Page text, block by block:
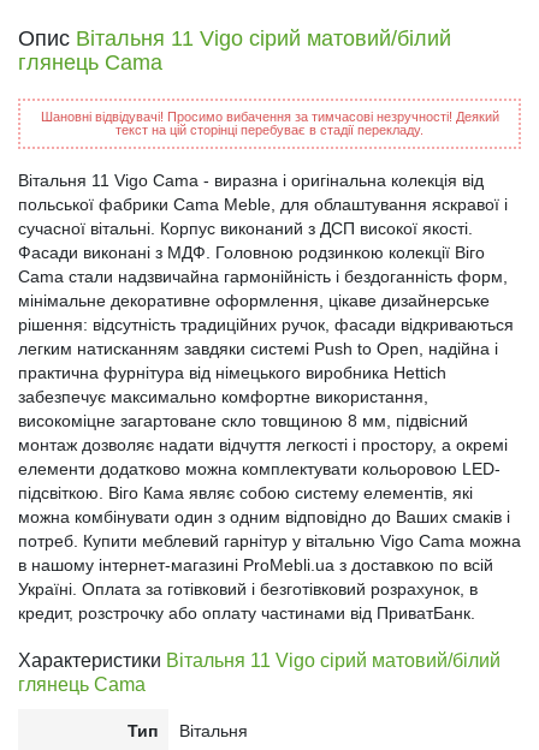
Опис Вітальня 11 Vigo сірий матовий/білий
глянець Cama
Шановні відвідувачі! Просимо вибачення за тимчасові незручності! Деякий
текст на цій сторінці перебуває в стадії перекладу.
Вітальня 11 Vigo Cama - виразна і оригінальна колекція від
польської фабрики Cama Meble, для облаштування яскравої і
сучасної вітальні. Корпус виконаний з ДСП високої якості.
Фасади виконані з МДФ. Головною родзинкою колекції Віго
Cama стали надзвичайна гармонійність і бездоганність форм,
мінімальне декоративне оформлення, цікаве дизайнерське
рішення: відсутність традиційних ручок, фасади відкриваються
легким натисканням завдяки системі Push to Open, надійна і
практична фурнітура від німецького виробника Hettich
забезпечує максимально комфортне використання,
високоміцне загартоване скло товщиною 8 мм, підвісний
монтаж дозволяє надати відчуття легкості і простору, а окремі
елементи додатково можна комплектувати кольоровою LED-
підсвіткою. Віго Кама являє собою систему елементів, які
можна комбінувати один з одним відповідно до Ваших смаків і
потреб. Купити меблевий гарнітур у вітальню Vigo Cama можна
в нашому інтернет-магазині ProMebli.ua з доставкою по всій
Україні. Оплата за готівковий і безготівковий розрахунок, в
кредит, розстрочку або оплату частинами від ПриватБанк.
Характеристики Вітальня 11 Vigo сірий матовий/білий
глянець Cama
Тип Вітальня